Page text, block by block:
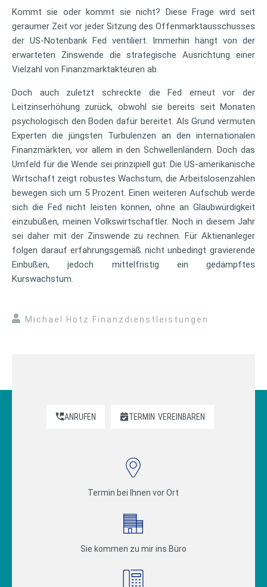
Kommt sie oder kommt sie nicht? Diese Frage wird seit
geraumer Zeit vor jeder Sitzung des Offenmarktausschusses
der US-Notenbank Fed ventiliert. Immerhin hängt von der
erwarteten Zinswende die strategische Ausrichtung einer
Vielzahl von Finanzmarktakteuren ab.
Doch auch zuletzt schreckte die Fed erneut vor der
Leitzinserhöhung zurück, obwohl sie bereits seit Monaten
psychologisch den Boden dafür bereitet. Als Grund vermuten
Experten die jüngsten Turbulenzen an den internationalen
Finanzmärkten, vor allem in den Schwellenländern. Doch das
Umfeld für die Wende sei prinzipiell gut: Die US-amerikanische
Wirtschaft zeigt robustes Wachstum, die Arbeitslosenzahlen
bewegen sich um 5 Prozent. Einen weiteren Aufschub werde
sich die Fed nicht leisten können, ohne an Glaubwürdigkeit
einzubüßen, meinen Volkswirtschaftler. Noch in diesem Jahr
sei daher mit der Zinswende zu rechnen. Für Aktienanleger
folgen darauf erfahrungsgemäß nicht unbedingt gravierende
Einbußen, jedoch mittelfristig ein gedämpftes
Kurswachstum.
Michael Hotz Finanzdienstleistungen
ANRUFEN TERMIN VEREINBAREN
Termin bei Ihnen vor Ort
Sie kommen zu mir ins Büro